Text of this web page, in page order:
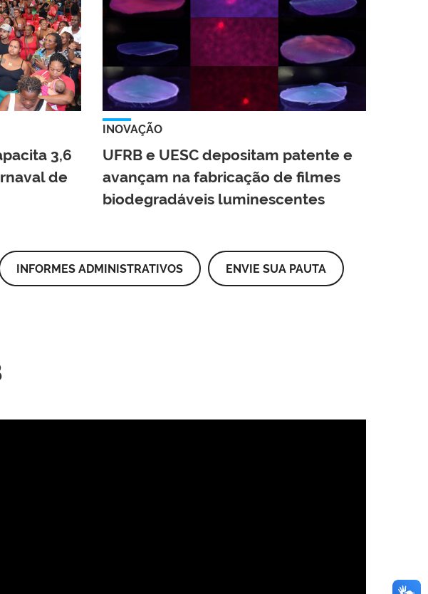
3,6
de
INOVAÇÃO
UFRB e UESC depositam patente e
avançam na fabricação de filmes
biodegradáveis luminescentes
INFORMES ADMINISTRATIVOS ENVIE SUA PAUTA